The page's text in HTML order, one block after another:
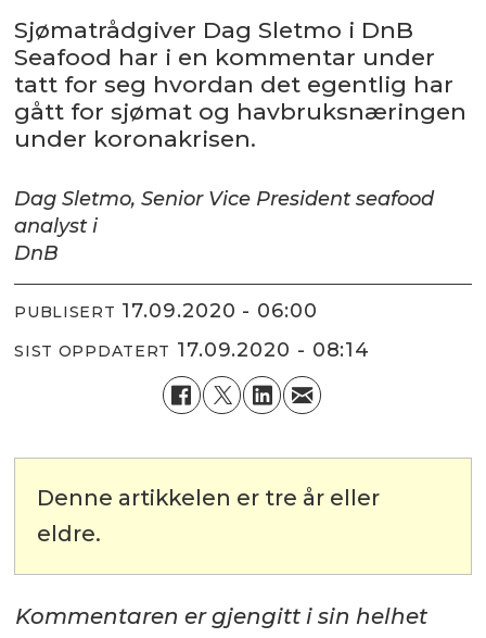
Sjømatrådgiver Dag Sletmo i DnB
Seafood har i en kommentar under
tatt for seg hvordan det egentlig har
gått for sjømat og havbruksnæringen
under koronakrisen.
Dag Sletmo, Senior Vice President seafood
analyst i
DnB
PUBLISERT 17.09.2020 - 06:00
SIST OPPDATERT 17.09.2020 - 08:14
Denne artikkelen er tre år eller
eldre.
Kommentaren er gjengitt i sin helhet